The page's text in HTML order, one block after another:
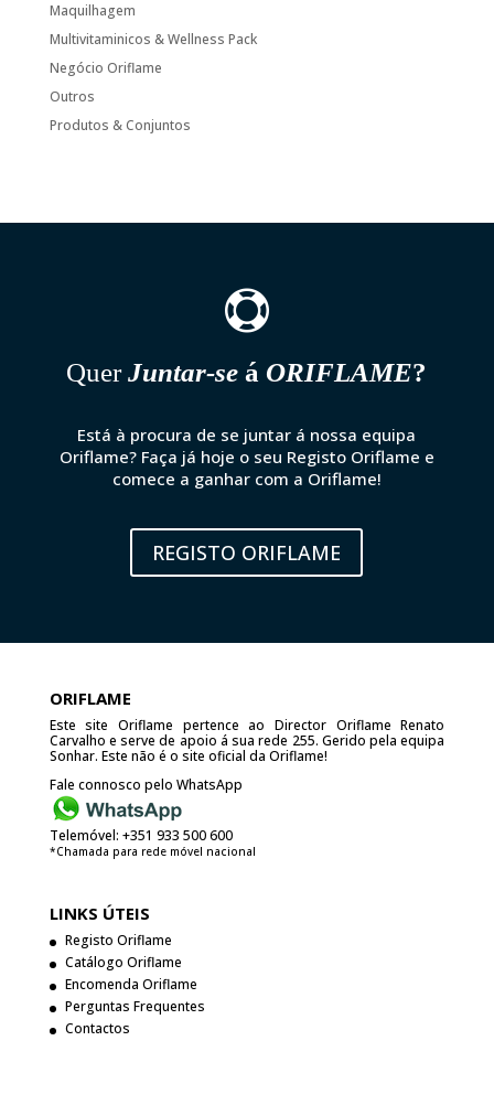
Maquilhagem
Multivitaminicos & Wellness Pack
Negócio Oriflame
Outros
Produtos & Conjuntos

QuerJuntar-se á ORIFLAME?
Está à procura de se juntar á nossa equipa
Oriflame? Faça já hoje o seu Registo Oriflame e
comece a ganhar com a Oriflame!
REGISTO ORIFLAME
ORIFLAME
Este site Oriflame pertence ao Director Oriflame Renato
Carvalho e serve de apoio á sua rede 255. Gerido pela equipa
Sonhar. Este não é o site oficial da Oriflame!
Fale connosco pelo WhatsApp
Telemóvel: +351 933 500 600
*Chamada para rede móvel nacional
LINKS ÚTEIS
Registo Oriflame
Catálogo Oriflame
Encomenda Oriflame
Perguntas Frequentes
Contactos